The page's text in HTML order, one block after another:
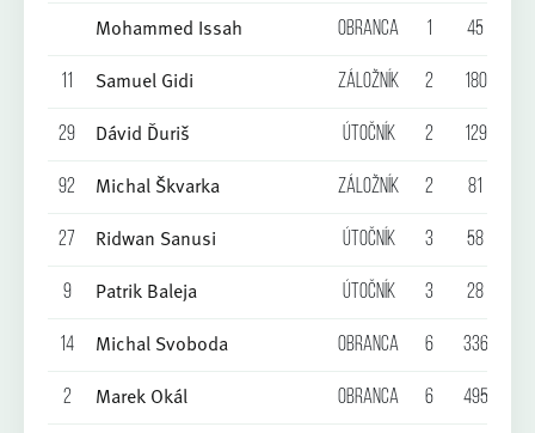
Mohammed Issah Obranca 1 45
11 Samuel Gidi Záložník 2 180
29 Dávid Ďuriš Útočník 2 129
92 Michal Škvarka Záložník 2 81
27 Ridwan Sanusi Útočník 3 58
9 Patrik Baleja Útočník 3 28
14 Michal Svoboda Obranca 6 336
2 Marek Okál Obranca 6 495